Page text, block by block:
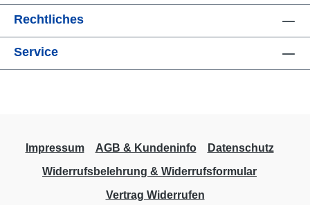
Rechtliches
Service
Impressum AGB & Kundeninfo
Datenschutz
Widerrufsbelehrung & Widerrufsformular
Vertrag Widerrufen